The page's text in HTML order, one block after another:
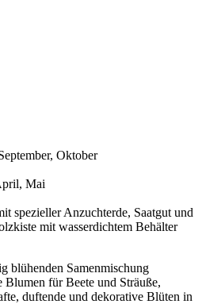
Oktober
Mai
spezieller Anzuchterde, Saatgut und
mit wasserdichtem Behälter
blühenden Samenmischung
Blumen für Beete und Sträuße,
duftende und dekorative Blüten in